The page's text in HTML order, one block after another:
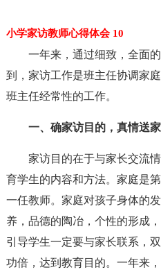
小学家访教师心得体会 10
一年来，通过细致，全面
到，家访工作是班主任协调家
班主任经常性的工作。
一、确家访目的，真情送
家访目的在于与家长交流
育学生的内容和方法。家庭是
一任教师。家庭对孩子身体的
养，品德的陶冶，个性的形成
引导学生一定要与家长联系，
功倍，达到教育目的。一年来